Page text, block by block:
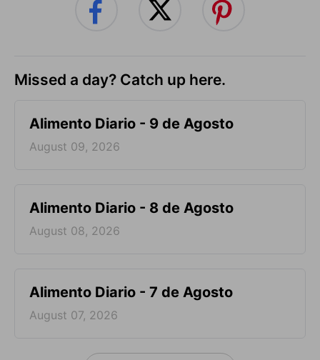
Missed a day? Catch up here.
Alimento Diario - 9 de Agosto
August 09, 2026
Alimento Diario - 8 de Agosto
August 08, 2026
Alimento Diario - 7 de Agosto
August 07, 2026